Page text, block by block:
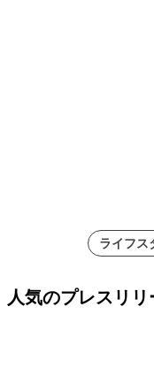
ライフス
人気のプレスリリ